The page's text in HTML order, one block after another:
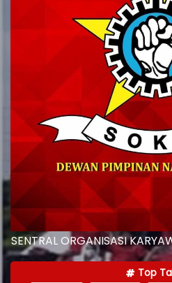
SENTRAL ORGANISASI
Top